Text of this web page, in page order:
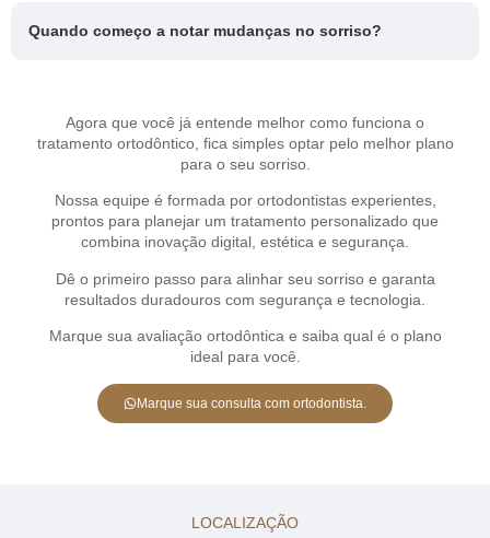
Quando começo a notar mudanças no sorriso?
Agora que você já entende melhor como funciona o
tratamento ortodôntico, fica simples optar pelo melhor plano
para o seu sorriso.
Nossa equipe é formada por ortodontistas experientes,
prontos para planejar um tratamento personalizado que
combina inovação digital, estética e segurança.
Dê o primeiro passo para alinhar seu sorriso e garanta
resultados duradouros com segurança e tecnologia.
Marque sua avaliação ortodôntica e saiba qual é o plano
ideal para você.
Marque sua consulta com ortodontista.
LOCALIZAÇÃO